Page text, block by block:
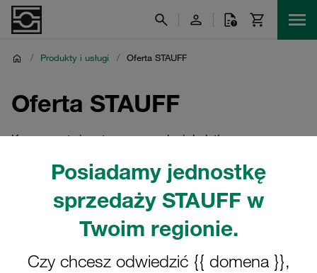
Posiadamy jednostkę
sprzedaży STAUFF w
Twoim regionie.
Czy chcesz odwiedzić {{ domena }},
/ Produkty i usługi / Oferta STAUFF
Oferta STAUFF
Komponenty i systemy oraz usługi dodatkowe